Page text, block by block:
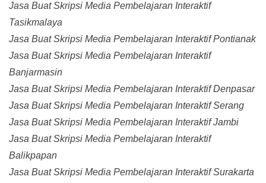
Jasa Buat Skripsi Media Pembelajaran Interaktif
Tasikmalaya
Jasa Buat Skripsi Media Pembelajaran Interaktif Pontianak
Jasa Buat Skripsi Media Pembelajaran Interaktif
Banjarmasin
Jasa Buat Skripsi Media Pembelajaran Interaktif Denpasar
Jasa Buat Skripsi Media Pembelajaran Interaktif Serang
Jasa Buat Skripsi Media Pembelajaran Interaktif Jambi
Jasa Buat Skripsi Media Pembelajaran Interaktif
Balikpapan
Jasa Buat Skripsi Media Pembelajaran Interaktif Surakarta